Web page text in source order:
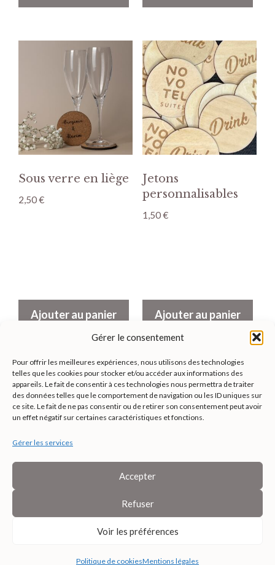
Gérer le consentement
Pour offrir les meilleures expériences, nous utilisons des technologies
telles que les cookies pour stocker et/ou accéder aux informations des
appareils. Le fait de consentir à ces technologies nous permettra de traiter
des données telles que le comportement de navigation ou les ID uniques sur
ce site. Le fait de ne pas consentir ou de retirer son consentement peut avoir
un effet négatif sur certaines caractéristiques et fonctions.
Gérer les services
Accepter
Refuser
Voir les préférences
Politique de cookiesMentions légales
Sous verre en liège
2,50€
Ajouter au panier
Jetons
personnalisables
1,50€
Ajouter au panier
L'ATELIER D'ANGEL
1 BIS IMPASSE DES CERISIERS
31470 SAINT-LYS
06 61 93 13 70
Conditions générales de ventes
© 2026 Création en bois - L'Atelier d'Angel